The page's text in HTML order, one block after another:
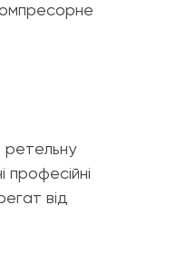
ретельну
професійні
від